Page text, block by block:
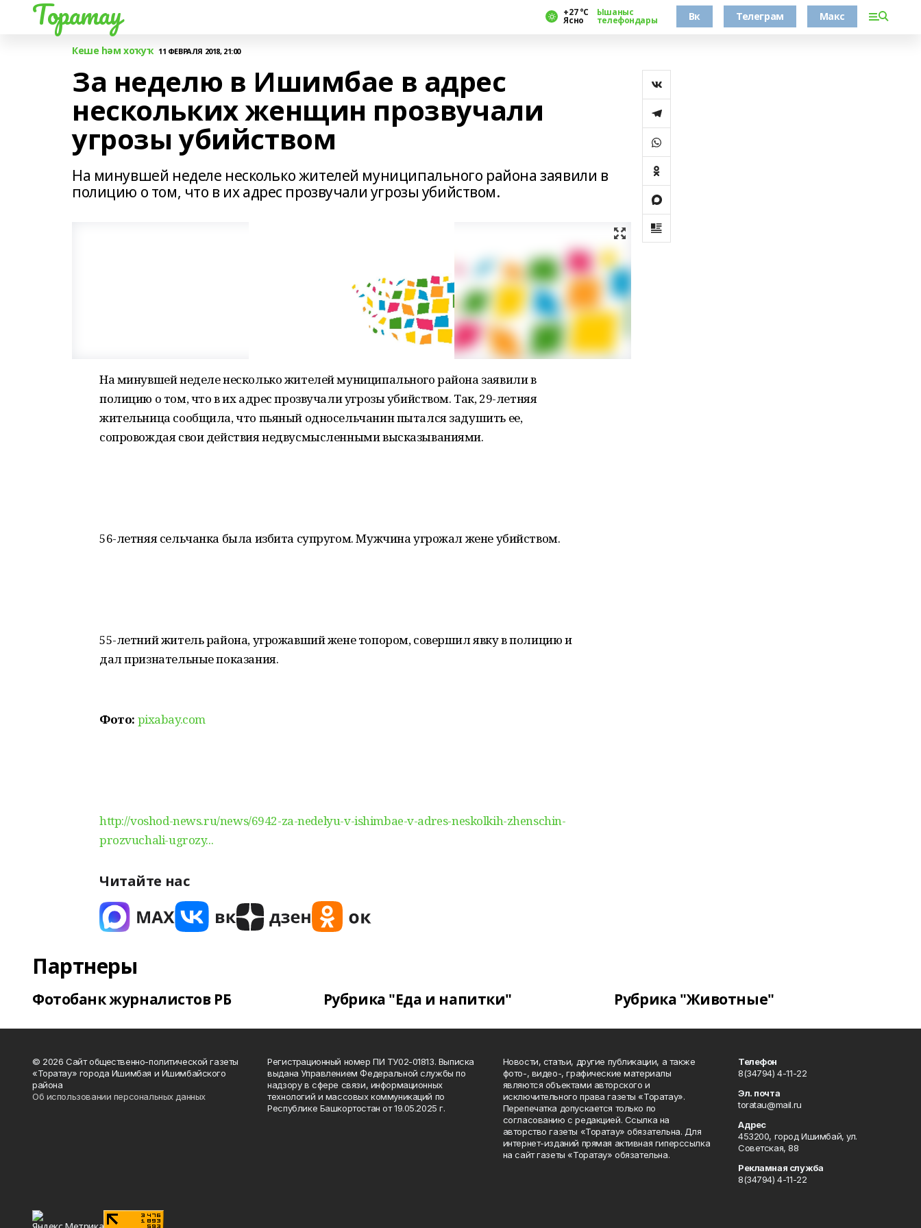
Торатау +27 °С
Ясно
Ышаныс
телефондары Вк Телеграм Макс
Кеше һәм хоҡуҡ 11 ФЕВРАЛЯ 2018, 21:00
За неделю в Ишимбае в адрес
нескольких женщин прозвучали
угрозы убийством
На минувшей неделе несколько жителей муниципального района заявили в
полицию о том, что в их адрес прозвучали угрозы убийством.
На минувшей неделе несколько жителей муниципального района заявили в
полицию о том, что в их адрес прозвучали угрозы убийством. Так, 29-летняя
жительница сообщила, что пьяный односельчанин пытался задушить ее,
сопровождая свои действия недвусмысленными высказываниями.
56-летняя сельчанка была избита супругом. Мужчина угрожал жене убийством.
55-летний житель района, угрожавший жене топором, совершил явку в полицию и
дал признательные показания.
Фото: pixabay.com
http://voshod-news.ru/news/6942-za-nedelyu-v-ishimbae-v-adres-neskolkih-zhenschin-
prozvuchali-ugrozy...
Читайте нас
Партнеры
Фотобанк журналистов РБ Рубрика "Еда и напитки" Рубрика "Животные"
© 2026 Сайт общественно-политической газеты
«Торатау» города Ишимбая и Ишимбайского
района
Об использовании персональных данных
Регистрационный номер ПИ ТУ02-01813. Выписка
выдана Управлением Федеральной службы по
надзору в сфере связи, информационных
технологий и массовых коммуникаций по
Республике Башкортостан от 19.05.2025 г.
Новости, статьи, другие публикации, а также
фото-, видео-, графические материалы
являются объектами авторского и
исключительного права газеты «Торатау».
Перепечатка допускается только по
согласованию с редакцией. Ссылка на
авторство газеты «Торатау» обязательна. Для
интернет-изданий прямая активная гиперссылка
на сайт газеты «Торатау» обязательна.
Телефон
8(34794) 4-11-22
Эл. почта
toratau@mail.ru
Адрес
453200, город Ишимбай, ул.
Советская, 88
Рекламная служба
8(34794) 4-11-22